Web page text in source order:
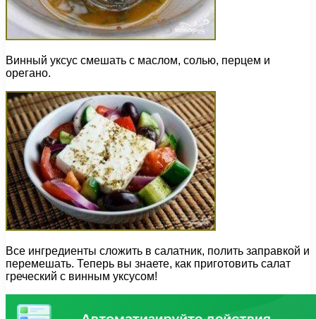
Винный уксус смешать с маслом, солью, перцем и
орегано.
Все ингредиенты сложить в салатник, полить заправкой и
перемешать. Теперь вы знаете, как приготовить салат
греческий с винным уксусом!